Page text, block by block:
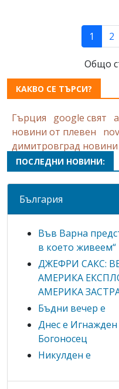
1 2
Общо
КАКВО СЕ ТЪРСИ?
Гърция google свят
новини от плевен
димитровград новини
ПОСЛЕДНИ НОВИНИ:
България
Във Варна
в което живеем“
ДЖЕФРИ САКС:
АМЕРИКА
АМЕРИКА
Бъдни вечер е
Днес е
Богоносец
Никулден е